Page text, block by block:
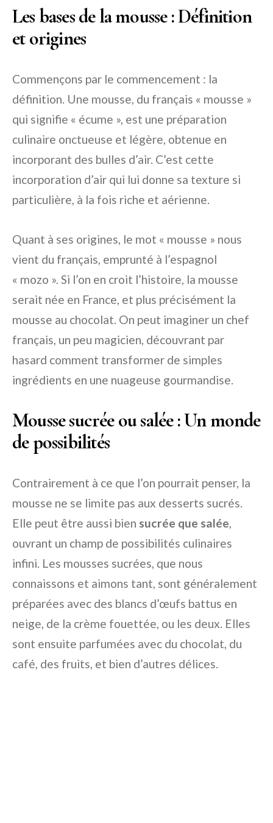
Les bases de la mousse : Définition
et origines
Commençons par le commencement : la
définition. Une mousse, du français « mousse »
qui signifie « écume », est une préparation
culinaire onctueuse et légère, obtenue en
incorporant des bulles d’air. C’est cette
incorporation d’air qui lui donne sa texture si
particulière, à la fois riche et aérienne.
Quant à ses origines, le mot « mousse » nous
vient du français, emprunté à l’espagnol
« mozo ». Si l’on en croit l’histoire, la mousse
serait née en France, et plus précisément la
mousse au chocolat. On peut imaginer un chef
français, un peu magicien, découvrant par
hasard comment transformer de simples
ingrédients en une nuageuse gourmandise.
Mousse sucrée ou salée : Un monde
de possibilités
Contrairement à ce que l’on pourrait penser, la
mousse ne se limite pas aux desserts sucrés.
Elle peut être aussi bien sucrée que salée,
ouvrant un champ de possibilités culinaires
infini. Les mousses sucrées, que nous
connaissons et aimons tant, sont généralement
préparées avec des blancs d’œufs battus en
neige, de la crème fouettée, ou les deux. Elles
sont ensuite parfumées avec du chocolat, du
café, des fruits, et bien d’autres délices.